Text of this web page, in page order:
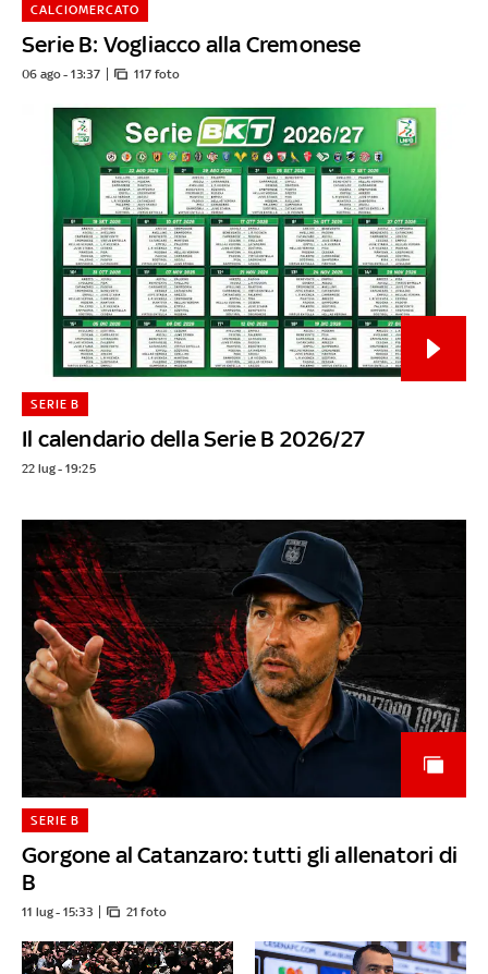
Serie B: Vogliacco alla Cremonese
CALCIOMERCATO
06 ago - 13:37 117 foto
Il calendario della Serie B 2026/27
SERIE B
22 lug - 19:25
Gorgone al Catanzaro: tutti gli allenatori di
B
SERIE B
11 lug - 15:33 21 foto